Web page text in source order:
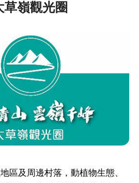
草嶺觀光圈
區及周邊村落，動植物生態、